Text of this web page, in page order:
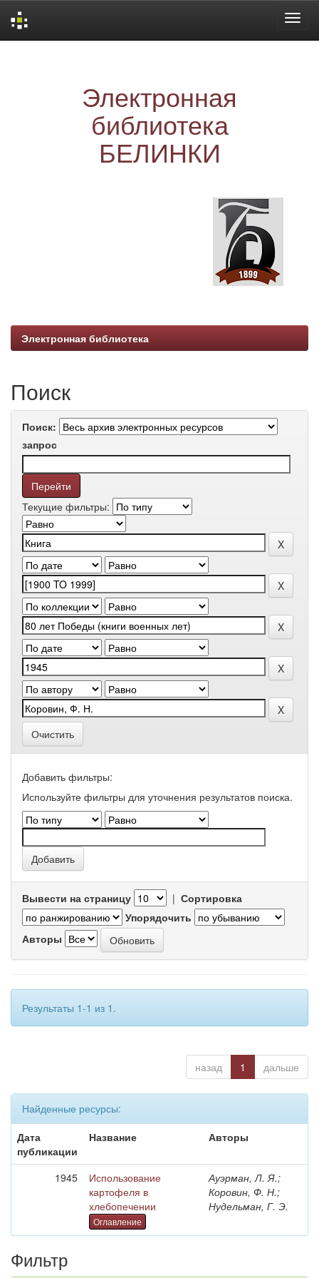
Электронная
библиотека
БЕЛИНКИ
Электронная библиотека
Поиск
Поиск:
запрос
Текущие фильтры:
Очистить
Добавить фильтры:
Используйте фильтры для уточнения результатов поиска.
Вывести на страницу | Сортировка
Упорядочить
Авторы
Результаты 1-1 из 1.
назад 1 дальше
Найденные ресурсы:
Дата
публикации
Название Авторы
1945
Использование
картофеля в
хлебопечении
Оглавление
Ауэрман, Л. Я.;
Коровин, Ф. Н.;
Нудельман, Г. Э.
Фильтр